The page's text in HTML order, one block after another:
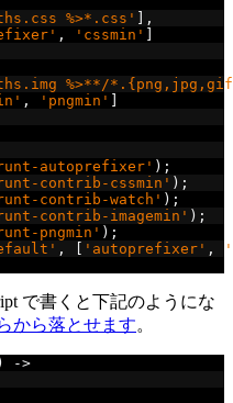
%>*.css'
],
, 'cssmin'
%>**/
, 'pngmin'
autoprefixer' );
contrib-cssmin' );
contrib-watch' );
contrib-imagemin' );
pngmin' );
, 'autoprefixer' ,
で書くと下記のようにな
から落とせます。
->